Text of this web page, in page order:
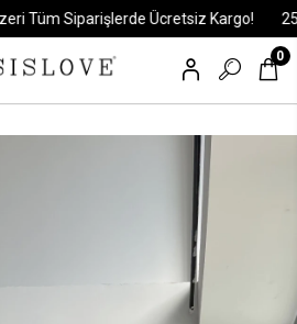
Siparişlerde Ücretsiz Kargo!
0